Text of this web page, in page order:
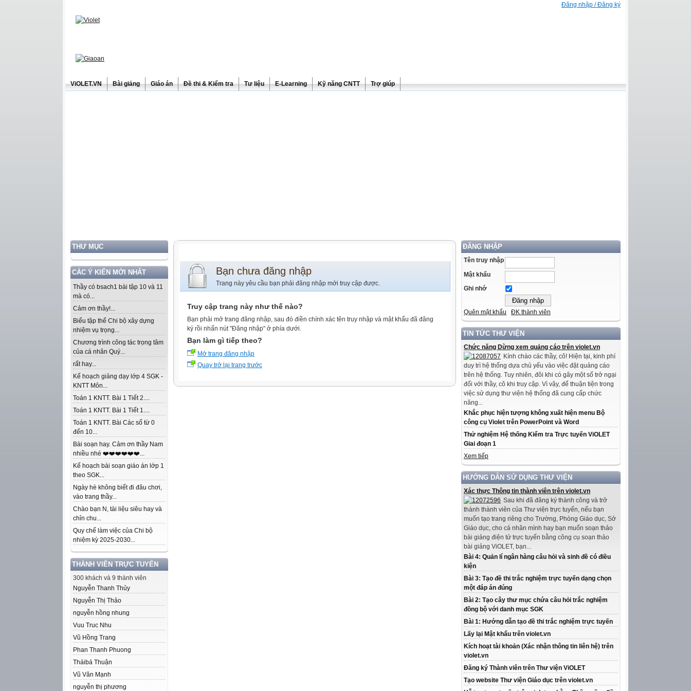
Đăng nhập / Đăng ký
ViOLET.VN Bài giảng Giáo án Đề thi & Kiểm tra Tư liệu E-Learning Kỹ năng CNTT Trợ giúp
THƯ MỤC
CÁC Ý KIẾN MỚI NHẤT
Thầy có bsach1 bài tập 10 và 11
mà có...
Cảm ơn thầy!...
Biểu tập thể Chi bộ xây dựng
nhiệm vụ trọng...
Chương trình công tác trọng tâm
của cá nhân Quý...
rất hay...
Kế hoạch giảng dạy lớp 4 SGK -
KNTT Môn...
Toán 1 KNTT. Bài 1 Tiết 2....
Toán 1 KNTT. Bài 1 Tiết 1....
Toán 1 KNTT. Bài Các số từ 0
đến 10...
Bài soạn hay. Cảm ơn thầy Nam
nhiều nhé ❤️❤️❤️❤️❤️❤️...
Kế hoạch bài soạn giáo án lớp 1
theo SGK...
Ngày hè không biết đi đâu chơi,
vào trang thầy...
Chào bạn N, tài liệu siêu hay và
chỉn chu...
Quy chế làm việc của Chi bộ
nhiệm kỳ 2025-2030...
THÀNH VIÊN TRỰC TUYẾN
300 khách và 9 thành viên
Nguyễn Thanh Thủy
Nguyễn Thị Thảo
nguyễn hồng nhung
Vuu Truc Nhu
Vũ Hồng Trang
Phan Thanh Phuong
Tháibá Thuận
Vũ Văn Mạnh
nguyễn thị phương
ĐĂNG NHẬP
Tên truy nhập
Mật khẩu
Ghi nhớ
Quên mật khẩu ĐK thành viên
TIN TỨC THƯ VIỆN
Chức năng Dừng xem quảng cáo trên violet.vn
Kính chào các thầy, cô! Hiện tại, kinh phí
duy trì hệ thống dựa chủ yếu vào việc đặt quảng cáo
trên hệ thống. Tuy nhiên, đôi khi có gây một số trở ngại
đối với thầy, cô khi truy cập. Vì vậy, để thuận tiện trong
việc sử dụng thư viện hệ thống đã cung cấp chức
năng...
Khắc phục hiện tượng không xuất hiện menu Bộ
công cụ Violet trên PowerPoint và Word
Thử nghiệm Hệ thống Kiểm tra Trực tuyến ViOLET
Giai đoạn 1
Xem tiếp
HƯỚNG DẪN SỬ DỤNG THƯ VIỆN
Xác thực Thông tin thành viên trên violet.vn
Sau khi đã đăng ký thành công và trở
thành thành viên của Thư viện trực tuyến, nếu bạn
muốn tạo trang riêng cho Trường, Phòng Giáo dục, Sở
Giáo dục, cho cá nhân mình hay bạn muốn soạn thảo
bài giảng điện tử trực tuyến bằng công cụ soạn thảo
bài giảng ViOLET, bạn...
Bài 4: Quản lí ngân hàng câu hỏi và sinh đề có điều
kiện
Bài 3: Tạo đề thi trắc nghiệm trực tuyến dạng chọn
một đáp án đúng
Bài 2: Tạo cây thư mục chứa câu hỏi trắc nghiệm
đồng bộ với danh mục SGK
Bài 1: Hướng dẫn tạo đề thi trắc nghiệm trực tuyến
Lấy lại Mật khẩu trên violet.vn
Kích hoạt tài khoản (Xác nhận thông tin liên hệ) trên
violet.vn
Đăng ký Thành viên trên Thư viện ViOLET
Tạo website Thư viện Giáo dục trên violet.vn
Bạn chưa đăng nhập
Trang này yêu cầu bạn phải đăng nhập mới truy cập được.
Truy cập trang này như thế nào?
Bạn phải mở trang đăng nhập, sau đó điền chính xác tên truy nhập và mật khẩu đã đăng
ký rồi nhấn nút "Đăng nhập" ở phía dưới.
Bạn làm gì tiếp theo?
Mở trang đăng nhập
Quay trở lại trang trước